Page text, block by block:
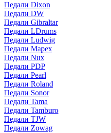
Педали Dixon
Педали DW
Педали Gibraltar
Педали LDrums
Педали Ludwig
Педали Mapex
Педали Nux
Педали PDP
Педали Pearl
Педали Roland
Педали Sonor
Педали Tama
Педали Tamburo
Педали TJW
Педали Zowag